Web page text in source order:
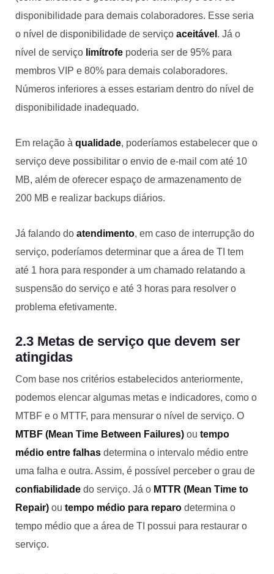
disponibilidade para demais colaboradores. Esse seria
o nível de disponibilidade de serviço aceitável . Já o
nível de serviço limítrofe poderia ser de 95% para
membros VIP e 80% para demais colaboradores.
Números inferiores a esses estariam dentro do nível de
disponibilidade inadequado.
Em relação à qualidade, poderíamos estabelecer que o
serviço deve possibilitar o envio de e-mail com até 10
MB, além de oferecer espaço de armazenamento de
200 MB e realizar backups diários.
Já falando do atendimento, em caso de interrupção do
serviço, poderíamos determinar que a área de TI tem
até 1 hora para responder a um chamado relatando a
suspensão do serviço e até 3 horas para resolver o
problema efetivamente.
2.3 Metas de serviço que devem ser
atingidas
Com base nos critérios estabelecidos anteriormente,
podemos elencar algumas metas e indicadores, como o
MTBF e o MTTF, para mensurar o nível de serviço. O
MTBF (Mean Time Between Failures) ou tempo
médio entre falhas determina o intervalo médio entre
uma falha e outra. Assim, é possível perceber o grau de
confiabilidade do serviço. Já o MTTR (Mean Time to
Repair) ou tempo médio para reparo determina o
tempo médio que a área de TI possui para restaurar o
serviço.